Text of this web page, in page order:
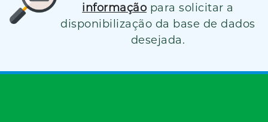
informação para solicitar a
disponibilização da base de dados
desejada.